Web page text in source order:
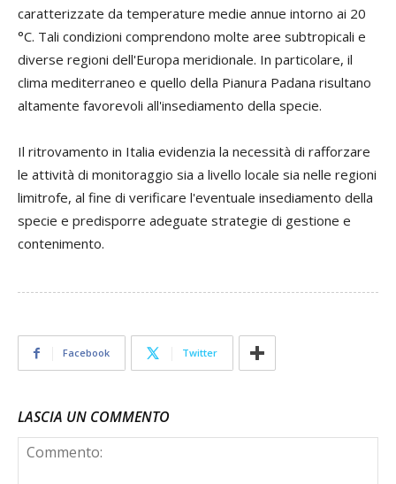
caratterizzate da temperature medie annue intorno ai 20
°C. Tali condizioni comprendono molte aree subtropicali e
diverse regioni dell'Europa meridionale. In particolare, il
clima mediterraneo e quello della Pianura Padana risultano
altamente favorevoli all'insediamento della specie.
Il ritrovamento in Italia evidenzia la necessità di rafforzare
le attività di monitoraggio sia a livello locale sia nelle regioni
limitrofe, al fine di verificare l'eventuale insediamento della
specie e predisporre adeguate strategie di gestione e
contenimento.
Facebook Twitter
LASCIA UN COMMENTO